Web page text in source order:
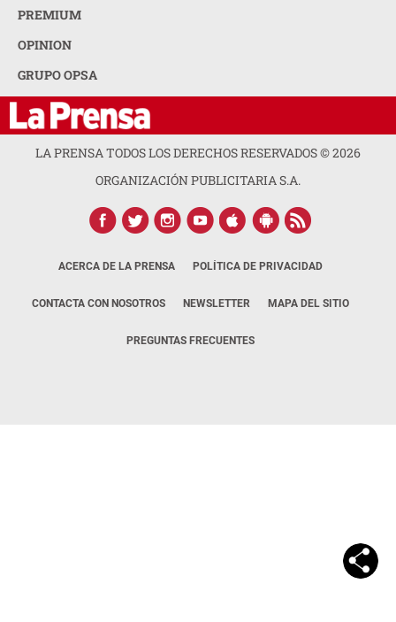
PREMIUM
OPINION
GRUPO OPSA
LA PRENSA TODOS LOS DERECHOS RESERVADOS ©2026
ORGANIZACIÓN PUBLICITARIA S.A.
ACERCA DE LA PRENSA POLÍTICA DE PRIVACIDAD
CONTACTA CON NOSOTROS NEWSLETTER MAPA DEL SITIO
PREGUNTAS FRECUENTES